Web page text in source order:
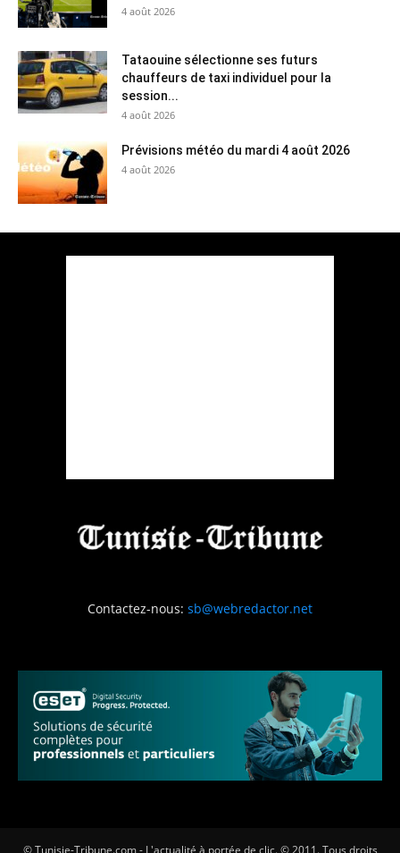
4 août 2026
Tataouine sélectionne ses futurs
chauffeurs de taxi individuel pour la
session...
4 août 2026
Prévisions météo du mardi 4 août 2026
4 août 2026
Contactez-nous: sb@webredactor.net
© Tunisie-Tribune.com - L'actualité à portée de clic. © 2011. Tous droits